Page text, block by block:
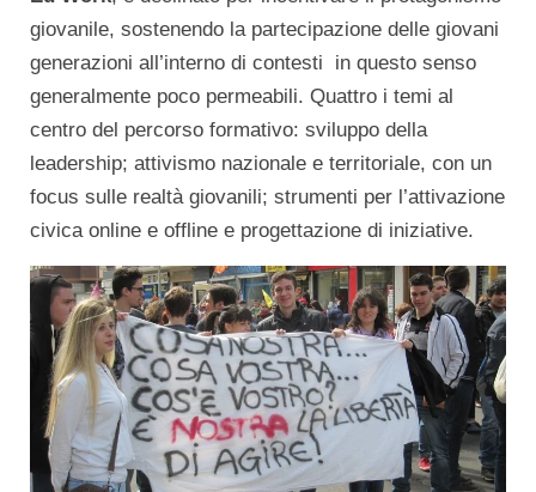
giovanile, sostenendo la partecipazione delle giovani
generazioni all’interno di contesti in questo senso
generalmente poco permeabili. Quattro i temi al
centro del percorso formativo: sviluppo della
leadership; attivismo nazionale e territoriale, con un
focus sulle realtà giovanili; strumenti per l’attivazione
civica online e offline e progettazione di iniziative.